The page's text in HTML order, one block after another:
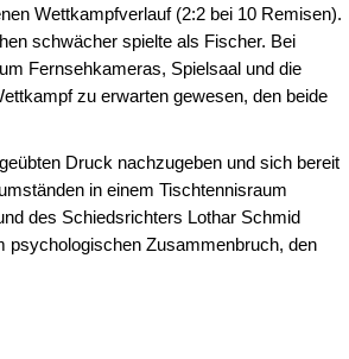
Wettkampfverlauf (2:2 bei 10 Remisen).
schwächer spielte als Fischer. Bei
Fernsehkameras, Spielsaal und die
zu erwarten gewesen, den beide
Druck nachzugeben und sich bereit
in einem Tischtennisraum
des Schiedsrichters Lothar Schmid
psychologischen Zusammenbruch, den